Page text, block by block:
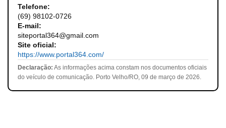
Telefone:
(69) 98102-0726
E-mail:
siteportal364@gmail.com
Site oficial:
https://www.portal364.com/
Declaração: As informações acima constam nos documentos oficiais
do veículo de comunicação. Porto Velho/RO, 09 de março de 2026.